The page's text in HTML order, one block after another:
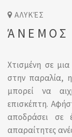
ΑΛΥΚΈΣ
ΆΝΕΜΟΣ
Χτισμένη σε
στην παραλία,
μπορεί να
επισκέπτη.
αποδράσει σε
απαραίτητες